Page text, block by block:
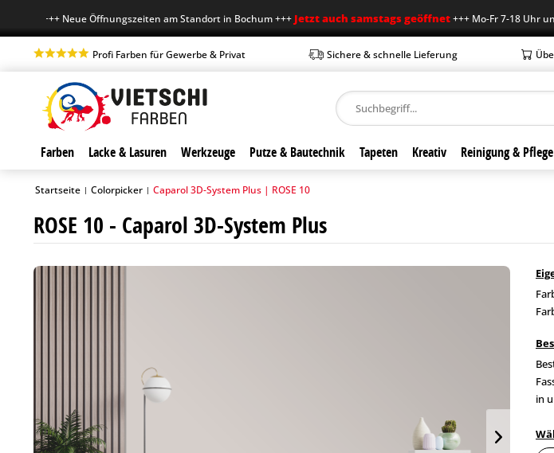
+++ Neue Öffnungszeiten am Standort in Bochum +++Jetzt auch samstags geöffnet+++ Mo-Fr 7-18 Uhr und Sa
Profi Farben für Gewerbe & Privat Sichere & schnelle Lieferung
Farben Lacke & Lasuren Werkzeuge Putze & Bautechnik Tapeten Kreativ Reinigung & Pflege
Startseite | Colorpicker | Caparol 3D-System Plus | ROSE 10
ROSE 10 - Caparol 3D-System Plus
in